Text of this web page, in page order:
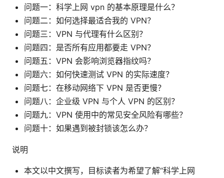
问题一：科学上网 vpn 的基本原理是什么？
问题二：如何选择最适合我的 VPN？
问题三：VPN 与代理有什么区别？
问题四：是否所有应用都要走 VPN？
问题五：VPN 会影响浏览器指纹吗？
问题六：如何快速测试 VPN 的实际速度？
问题七：在移动网络下 VPN 是否更慢？
问题八：企业级 VPN 与个人 VPN 的区别？
问题九：VPN 使用中的常见安全风险有哪些？
问题十：如果遇到被封锁该怎么办？
说明
本文以中文撰写，目标读者为希望了解“科学上网